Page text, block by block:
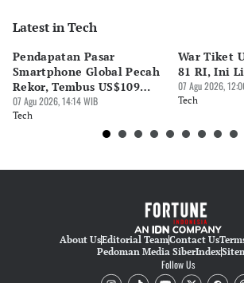
Editor
Editor
Luky Maulana Firmansyah
Latest in Tech
Pendapatan Pasar
Smartphone Global Pecah
Rekor, Tembus US$109
Miliar
07 Agu 2026, 14:14 WIB
Tech
War Tiket
81 RI, Ini
07 Agu 2026,
Tech
About UsEditorial TeamContact Us
Pedoman Media SiberIndex
Follow Us